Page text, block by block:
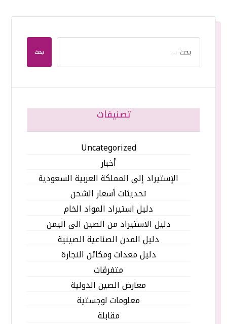
بحث
تصنيفات
Uncategorized
أخبار
الإستيراد إلى المملكة العربية السعودية
تحديثات أسعار الشحن
دليل استيراد المواد الخام
دليل الاستيراد من الصين الى اليمن
دليل المدن الصناعية الصينية
دليل معدات ومكائن النجارة
متفرقات
معارض الصين الدولية
معلومات لوجستية
مقابلة